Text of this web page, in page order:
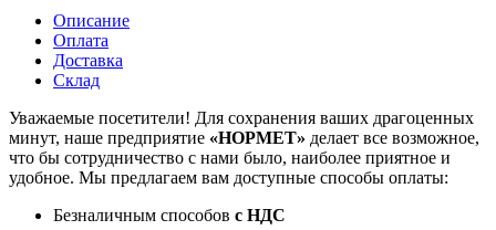
Описание
Оплата
Доставка
Склад
Уважаемые посетители! Для сохранения ваших драгоценных
минут, наше предприятие «НОРМЕТ» делает все возможное,
что бы сотрудничество с нами было, наиболее приятное и
удобное. Мы предлагаем вам доступные способы оплаты:
Безналичным способов с НДС